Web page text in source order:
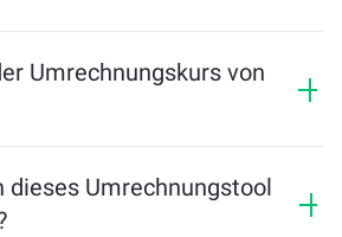
Umrechnungskurs von
Dieser Kurs schwankt je
Angebot und Nachfrage
dieses Umrechnungstool